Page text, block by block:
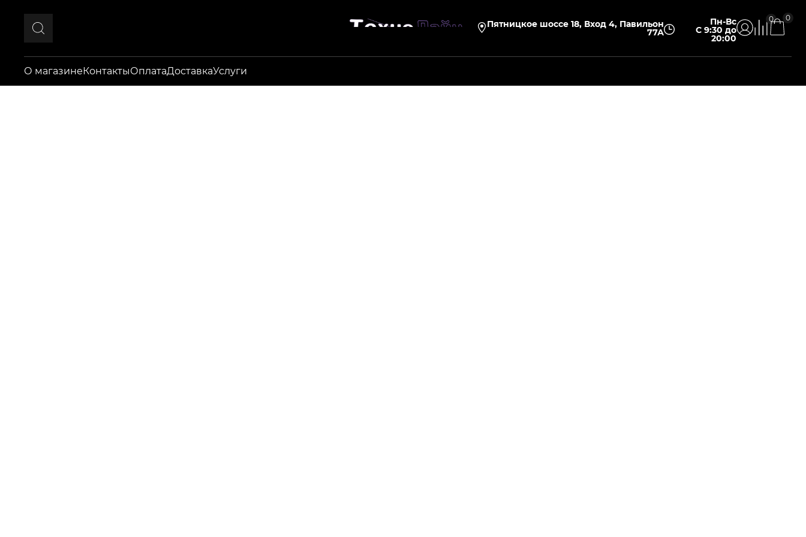
Пятницкое шоссе 18, Вход 4, Павильон
77А
Пн-Вс
С 9:30 до
20:00
0 0
О магазинеКонтактыОплатаДоставкаУслуги